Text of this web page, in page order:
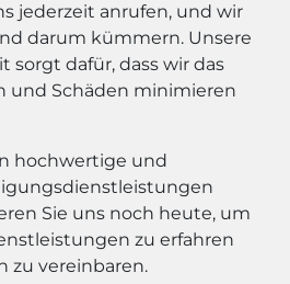
jederzeit anrufen, und wir
darum kümmern. Unsere
sorgt dafür, dass wir das
und Schäden minimieren
hochwertige und
Sie uns noch heute, um
zu erfahren
zu vereinbaren.